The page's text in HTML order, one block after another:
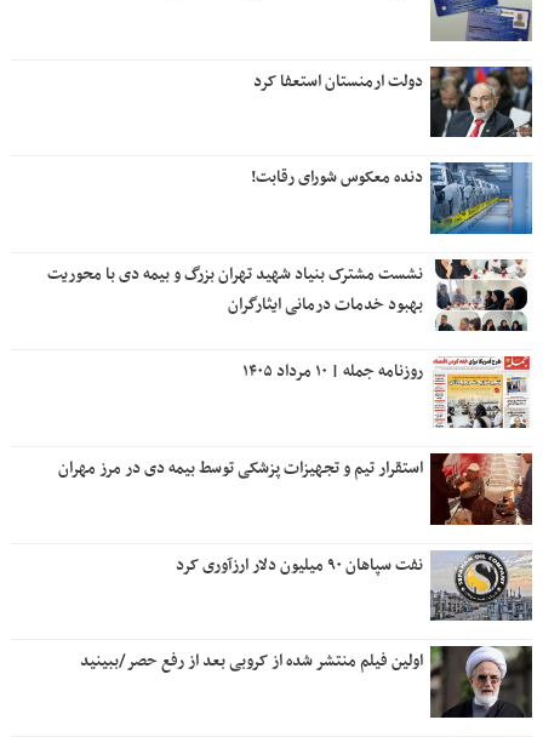
دولت ارمنستان استعفا کرد
دنده معکوس شورای رقابت!
نشست مشترک بنیاد شهید تهران بزرگ و بیمه دی با محوریت
بهبود خدمات درمانی ایثارگران
روزنامه جمله | ۱۰ مرداد ۱۴۰۵
استقرار تیم و تجهیزات پزشکی توسط بیمه دی در مرز مهران
نفت سپاهان ۹۰ میلیون دلار ارزآوری کرد
اولین فیلم منتشر شده از کروبی بعد از رفع حصر/ببینید